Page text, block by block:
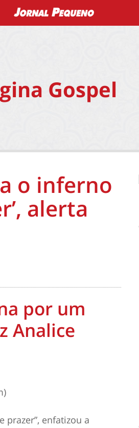
Gospel
o inferno
alerta
por um
Analice
enfatizou a